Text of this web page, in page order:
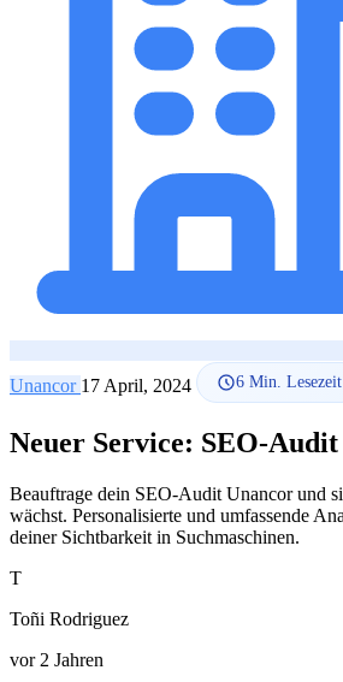
SEO-
SEO-Mentoring
So funktioniert es
Blog
🇮🇹
Unancor 17 April, 2024 6 Min. Lesezeit
Neuer Service: SEO-
Beauftrage dein SEO-Audit Unancor und
wächst. Personalisierte und umfassende
deiner Sichtbarkeit in Suchmaschinen.
T
Toñi Rodriguez
vor 2 Jahren